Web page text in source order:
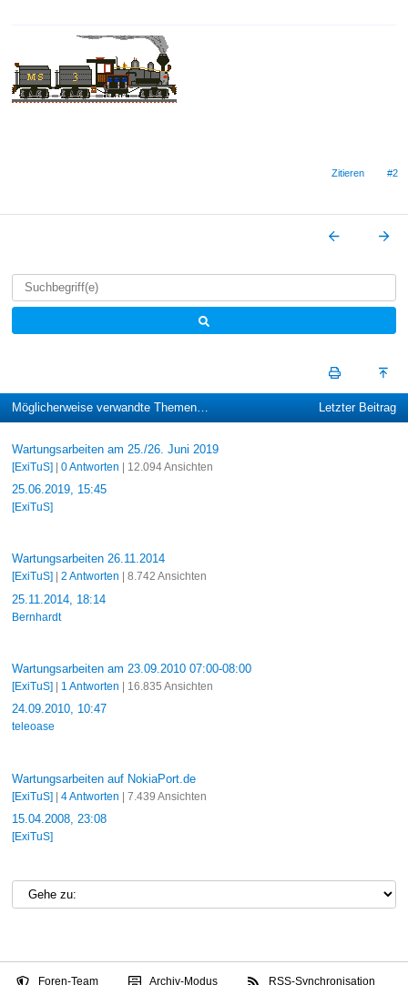
Zitieren #2
Möglicherweise verwandte Themen… Letzter Beitrag
Wartungsarbeiten am 25./26. Juni 2019
[ExiTuS] 0 Antworten | 12.094 Ansichten
25.06.2019, 15:45
[ExiTuS]
Wartungsarbeiten 26.11.2014
[ExiTuS] 2 Antworten | 8.742 Ansichten
25.11.2014, 18:14
Bernhardt
Wartungsarbeiten am 23.09.2010 07:00-08:00
[ExiTuS] 1 Antworten | 16.835 Ansichten
24.09.2010, 10:47
teleoase
Wartungsarbeiten auf NokiaPort.de
[ExiTuS] 4 Antworten | 7.439 Ansichten
15.04.2008, 23:08
[ExiTuS]
Foren-Team Archiv-Modus RSS-Synchronisation